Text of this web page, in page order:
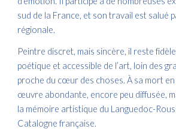
sud de la France, et son travail est salué
régionale.
Peintre discret, mais sincère, il reste
poétique et accessible de l’art, loin des
proche du cœur des choses. À sa mort
œuvre abondante, encore peu diffusée,
la mémoire artistique du Languedoc-
Catalogne française.